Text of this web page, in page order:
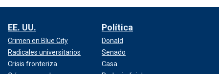
EE. UU.
Crimen en Blue City
Radicales universitarios
Crisis fronteriza
Política
Donald
Senado
Casa